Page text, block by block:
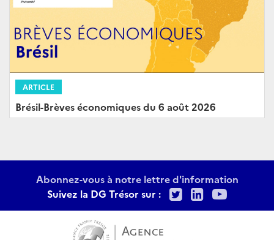
ARTICLE
Brésil-Brèves économiques du 6 août 2026
Abonnez-vous à notre lettre d'information
Suivez la DG Trésor sur :
TwitterLinkedIn